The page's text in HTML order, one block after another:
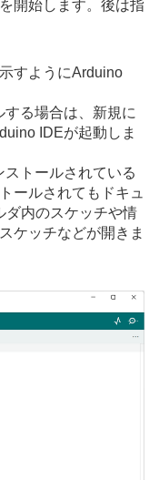
開始します。後は指
すようにArduino
る場合は、新規に
IDEが起動しま
トールされている
ールされてもドキュ
ダ内のスケッチや情
ケッチなどが開きま